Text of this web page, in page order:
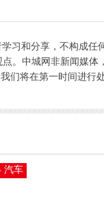
习和分享，不构成
。中城网非新闻媒
我们将在第一时间进行
汽车